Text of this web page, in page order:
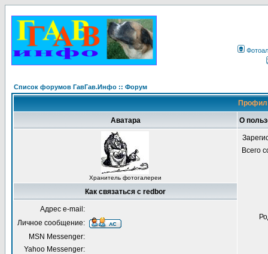
Список форумов ГавГав.Инфо :: Форум
Аватара О
Хранитель фотогалереи
Всего
Как связаться с redbor
Адрес e-mail:
Личное сообщение:
MSN Messenger:
Yahoo Messenger: